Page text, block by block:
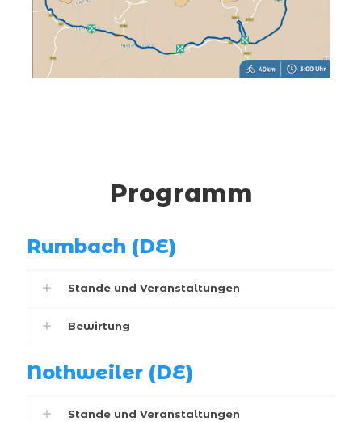
Programm
Rumbach (DE)
Stande und Veranstaltungen
Bewirtung
Nothweiler (DE)
Stande und Veranstaltungen